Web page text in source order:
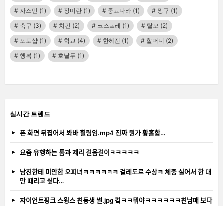
자스민 (1) 장미란 (1) 중고나라 (1) 짱구 (1)
축구 (3) 치킨 (2) 코스프레 (1) 탈모 (2)
포토샵 (1) 학교 (4) 한혜진 (1) 할머니 (2)
행복 (1) 호날두 (1)
실시간 트렌드
폰 화면 뒤집어서 봐바 힐링임.mp4 진짜 뭔가 황홀함…
요즘 유행하는 톰과 제리 걸음걸이ㅋㅋㅋㅋㅋ
남친한테 미안한 오피녀ㅋㅋㅋㅋㅋㅋ 걸레도르 수상ㅋ 체중 실어서 한 대
만 때리고 싶다…
자이언트핑크 스윙스 친동생 썰.jpg 컼ㅋㅋ뭐야ㅋㅋㅋㅋㅋㅋ친남매 보다